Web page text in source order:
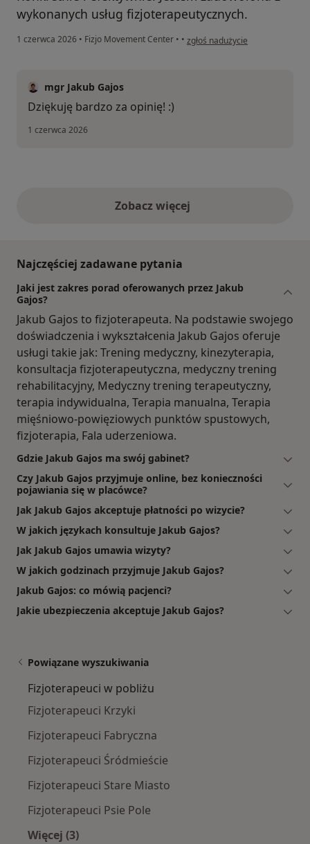
wykonanych usług fizjoterapeutycznych.
1 czerwca 2026 • Fizjo Movement Center • • w opinii użytkownika Hanna
zgłoś nadużycie
mgr Jakub Gajos
Dziękuję bardzo za opinię! :)
1 czerwca 2026
Zobacz więcejopinie powyżej
Najczęściej zadawane pytania
Jaki jest zakres porad oferowanych przez Jakub
Gajos?
Jakub Gajos to fizjoterapeuta. Na podstawie swojego
doświadczenia i wykształcenia Jakub Gajos oferuje
usługi takie jak: Trening medyczny, kinezyterapia,
konsultacja fizjoterapeutyczna, medyczny trening
rehabilitacyjny, Medyczny trening terapeutyczny,
terapia indywidualna, Terapia manualna, Terapia
mięśniowo-powięziowych punktów spustowych,
fizjoterapia, Fala uderzeniowa.
Gdzie Jakub Gajos ma swój gabinet?
Czy Jakub Gajos przyjmuje online, bez konieczności
pojawiania się w placówce?
Jak Jakub Gajos akceptuje płatności po wizycie?
W jakich językach konsultuje Jakub Gajos?
Jak Jakub Gajos umawia wizyty?
W jakich godzinach przyjmuje Jakub Gajos?
Jakub Gajos: co mówią pacjenci?
Jakie ubezpieczenia akceptuje Jakub Gajos?
Powiązane wyszukiwania
Fizjoterapeuci w pobliżu
Fizjoterapeuci Krzyki
Fizjoterapeuci Fabryczna
Fizjoterapeuci Śródmieście
Fizjoterapeuci Stare Miasto
Fizjoterapeuci Psie Pole
Więcej (3)